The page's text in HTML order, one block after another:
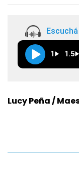
1 1.5
Lucy Peña /